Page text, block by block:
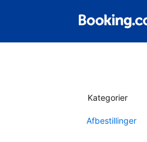
Kategorier
Afbestillinger